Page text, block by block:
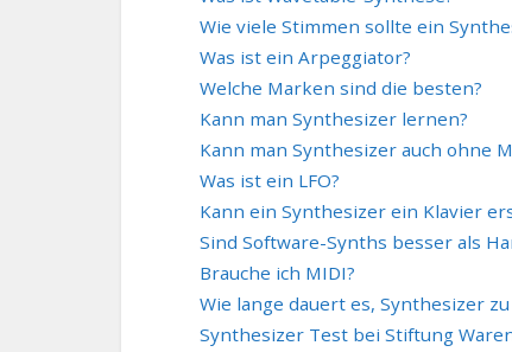
Wie viele Stimmen sollte ein
Was ist ein Arpeggiator?
Welche Marken sind die besten?
Kann man Synthesizer lernen?
Kann man Synthesizer auch ohne
Was ist ein LFO?
Kann ein Synthesizer ein Klavier
Sind Software-Synths besser als
Brauche ich MIDI?
Wie lange dauert es, Synthesizer
Synthesizer Test bei Stiftung